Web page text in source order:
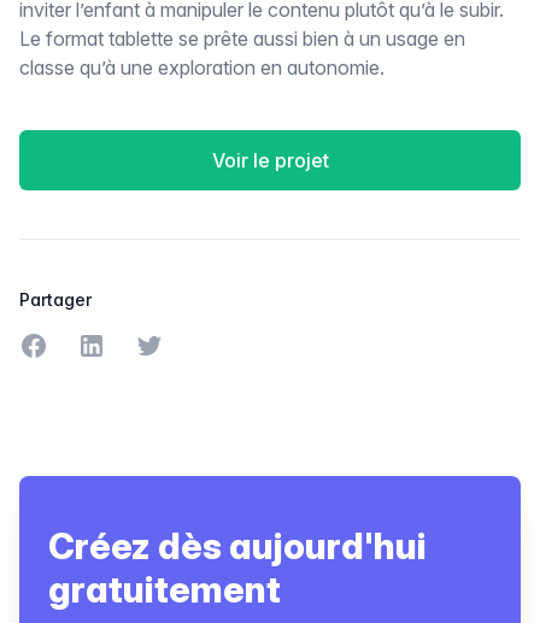
inviter l’enfant à manipuler le contenu plutôt qu’à le subir.
Le format tablette se prête aussi bien à un usage en
classe qu’à une exploration en autonomie.
Voir le projet
Partager
Partager sur Facebook
Partager sur LinkedIn
Partager sur Twitter
Créez dès aujourd'hui
gratuitement